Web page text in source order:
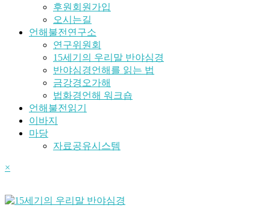
후원회원가입
오시는길
언해불전연구소
연구위원회
15세기의 우리말 반야심경
반야심경언해를 읽는 법
금강경오가해
법화경언해 워크숍
언해불전읽기
이바지
마당
자료공유시스템
×